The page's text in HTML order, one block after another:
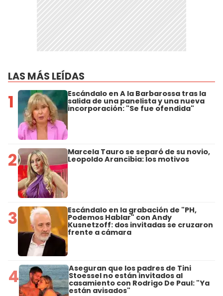
LAS MÁS LEÍDAS
1 Escándalo en A la Barbarossa tras la
salida de una panelista y una nueva
incorporación: "Se fue ofendida"
2 Marcela Tauro se separó de su novio,
Leopoldo Arancibia: los motivos
3 Escándalo en la grabación de "PH,
Podemos Hablar" con Andy
Kusnetzoff: dos invitadas se cruzaron
frente a cámara
4 Aseguran que los padres de Tini
Stoessel no están invitados al
casamiento con Rodrigo De Paul: "Ya
están avisados"